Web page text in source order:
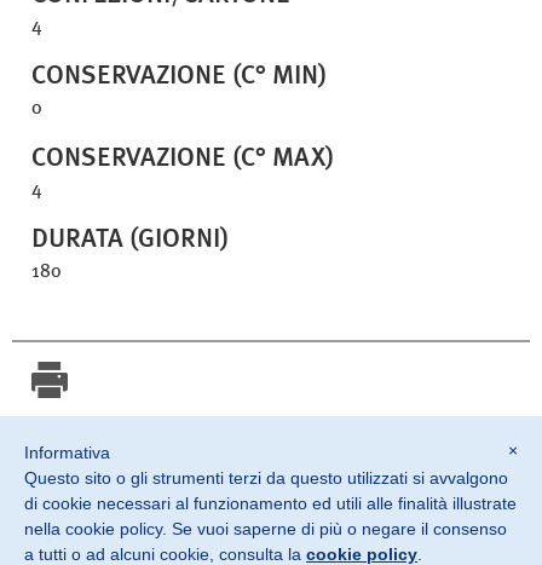
4
CONSERVAZIONE (C° MIN)
0
CONSERVAZIONE (C° MAX)
4
DURATA (GIORNI)
180
©2026 SOSTER srl
Monteviale Vicenza · Italia
×
Informativa
Questo sito o gli strumenti terzi da questo utilizzati si avvalgono
di cookie necessari al funzionamento ed utili alle finalità illustrate
nella cookie policy. Se vuoi saperne di più o negare il consenso
a tutti o ad alcuni cookie, consulta la cookie policy